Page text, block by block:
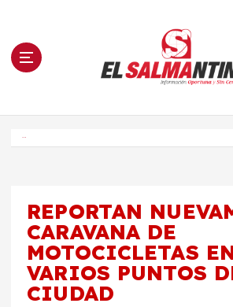
n El Salmantino -
REPORTAN
CARAVANA DE
MOTOCICLETAS
VARIOS PUNTOS
CIUDAD